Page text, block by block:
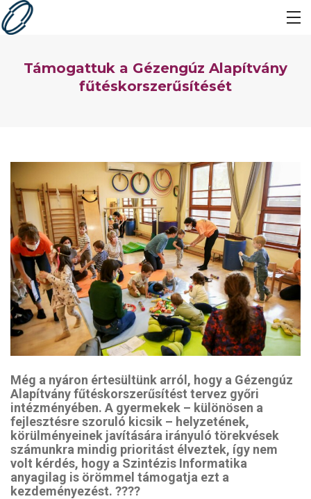
Támogattuk a Gézengúz Alapítvány
fűtéskorszerűsítését
Még a nyáron értesültünk arról, hogy a Gézengúz
Alapítvány fűtéskorszerűsítést tervez győri
intézményében. A gyermekek – különösen a
fejlesztésre szoruló kicsik – helyzetének,
körülményeinek javítására irányuló törekvések
számunkra mindig prioritást élveztek, így nem
volt kérdés, hogy a Szintézis Informatika
anyagilag is örömmel támogatja ezt a
kezdeményezést. ????